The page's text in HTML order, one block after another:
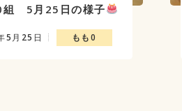
組 5月25日の様子
5月25日 もも0